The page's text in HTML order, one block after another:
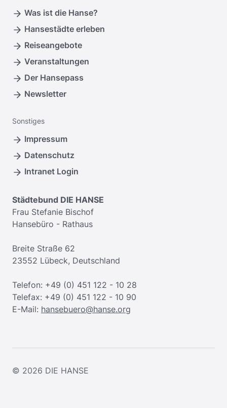
Was ist die Hanse?
Hansestädte erleben
Reiseangebote
Veranstaltungen
Der Hansepass
Newsletter
Sonstiges
Impressum
Datenschutz
Intranet Login
Städtebund DIE HANSE
Frau Stefanie Bischof
Hansebüro - Rathaus
Breite Straße 62
23552 Lübeck, Deutschland
Telefon: +49 (0) 451 122 - 10 28
Telefax: +49 (0) 451 122 - 10 90
E-Mail: hansebuero@hanse.org
© 2026 DIE HANSE